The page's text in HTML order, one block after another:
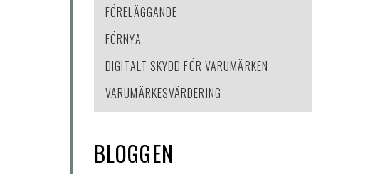
FÖRELÄGGANDE
FÖRNYA
DIGITALT SKYDD FÖR VARUMÄRKEN
VARUMÄRKESVÄRDERING
BLOGGEN